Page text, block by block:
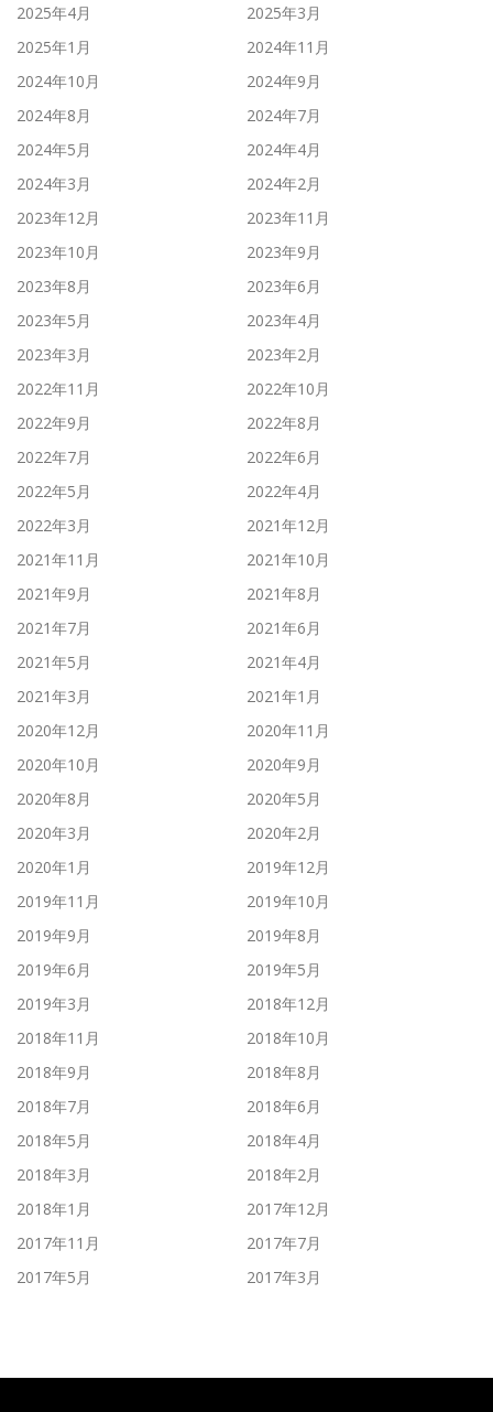
2025年4月
2025年3月
2025年1月
2024年11月
2024年10月
2024年9月
2024年8月
2024年7月
2024年5月
2024年4月
2024年3月
2024年2月
2023年12月
2023年11月
2023年10月
2023年9月
2023年8月
2023年6月
2023年5月
2023年4月
2023年3月
2023年2月
2022年11月
2022年10月
2022年9月
2022年8月
2022年7月
2022年6月
2022年5月
2022年4月
2022年3月
2021年12月
2021年11月
2021年10月
2021年9月
2021年8月
2021年7月
2021年6月
2021年5月
2021年4月
2021年3月
2021年1月
2020年12月
2020年11月
2020年10月
2020年9月
2020年8月
2020年5月
2020年3月
2020年2月
2020年1月
2019年12月
2019年11月
2019年10月
2019年9月
2019年8月
2019年6月
2019年5月
2019年3月
2018年12月
2018年11月
2018年10月
2018年9月
2018年8月
2018年7月
2018年6月
2018年5月
2018年4月
2018年3月
2018年2月
2018年1月
2017年12月
2017年11月
2017年7月
2017年5月
2017年3月